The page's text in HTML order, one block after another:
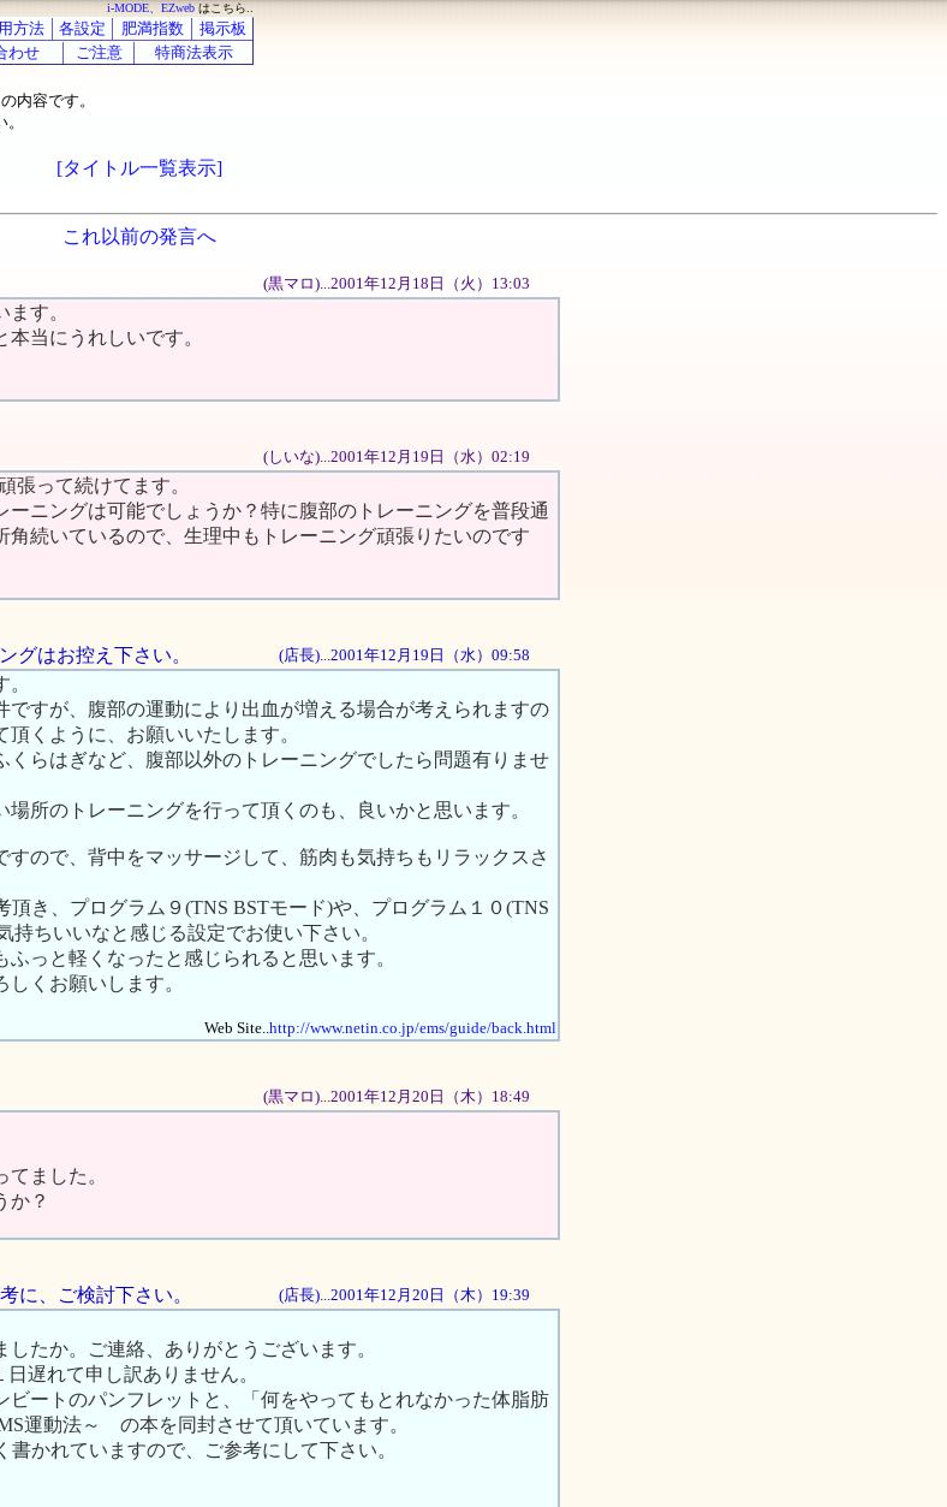
i-MODE、EZweb はこちら..
方法 各設定 肥満指数
掲示板
わせ ご注意 特商法表示
内容です。
[タイトル一覧表示]
これ以前の発言へ
(黒マロ)...2001年12月18日（火）13:03
す。
当にうれしいです。
(しいな)...2001年12月19日（水）02:19
張って続けてます。
ーニングは可能でしょうか？特に腹部のトレーニングを普段通
角続いているので、生理中もトレーニング頑張りたいのです
グはお控え下さい。 (店長)...2001年12月19日（水）09:58
ですが、腹部の運動により出血が増える場合が考えられますの
くように、お願いいたします。
くらはぎなど、腹部以外のトレーニングでしたら問題有りませ
所のトレーニングを行って頂くのも、良いかと思います。
ので、背中をマッサージして、筋肉も気持ちもリラックスさ
頂き、プログラム９(TNS BSTモード)や、プログラム１０(TNS
持ちいいなと感じる設定でお使い下さい。
っと軽くなったと感じられると思います。
くお願いします。
Web Site..http://www.netin.co.jp/ems/guide/back.html
(黒マロ)...2001年12月20日（木）18:49
ました。
か？
に、ご検討下さい。 (店長)...2001年12月20日（木）19:39
たか。ご連絡、ありがとうございます。
遅れて申し訳ありません。
ビートのパンフレットと、「何をやってもとれなかった体脂肪
運動法～ の本を同封させて頂いています。
かれていますので、ご参考にして下さい。